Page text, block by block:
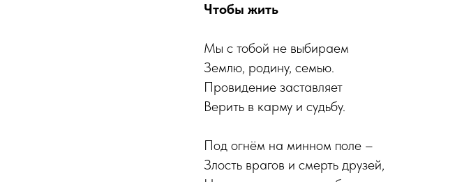
Чтобы жить
Мы с тобой не выбираем
Землю, родину, семью.
Провидение заставляет
Верить в карму и судьбу.
Под огнём на минном поле –
Злость врагов и смерть друзей,